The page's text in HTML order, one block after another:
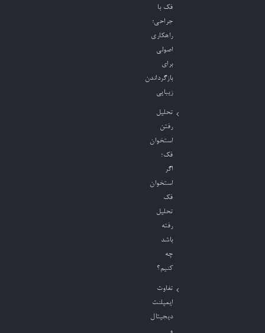
فک با
جراحی؛
راهکاری
اصولی
برای
بازگرداندن
زیبایی
تحلیل
رفتن
استخوان
فک؛
اگر
استخوان
فک
تحلیل
رفته
باشد
چه
کنیم؟
تفاوت
ایمپلنت
دیجیتال